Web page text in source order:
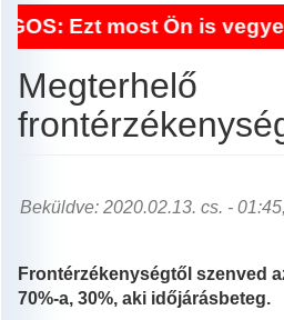
most Ön is vegye
Megterhelő
Beküldve: 2020.02.13. cs. -
Frontérzékenységtől szenved
70%-a, 30%, aki időjárásbeteg.